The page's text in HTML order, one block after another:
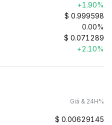
+1.90%
$ 0.999598
0.00%
$ 0.071289
+2.10%
Giá & 24H%
$ 0.00629145